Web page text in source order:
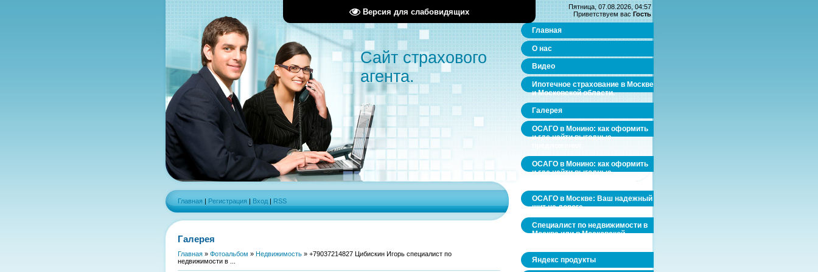
Версия для слабовидящих
Сайт страхового
агента.
Главная | Регистрация | Вход | RSS
Галерея
Главная » Фотоальбом » Недвижимость » +79037214827 Цибискин Игорь специалист по
недвижимости в ...
Пятница, 07.08.2026, 04:57
Приветствуем вас Гость
Главная
О нас
Видео
Ипотечное страхование в Москве
и Московской области.
Галерея
ОСАГО в Монино: как оформить
и где найти выгодные
ОСАГО в Монино: как оформить
и где найти выгодные
ОСАГО в Москве: Ваш надежный
щит на дороге
Специалист по недвижимости в
Москве или в Московской
Яндекс продукты